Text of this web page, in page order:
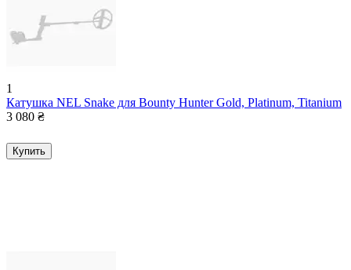
1
Катушка NEL Snake для Bounty Hunter Gold, Platinum, Titanium
3 080 ₴
Купить